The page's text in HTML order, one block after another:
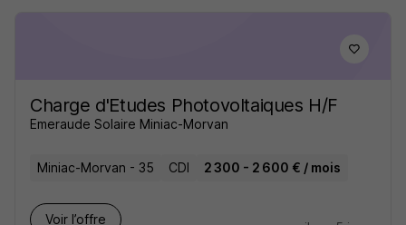
Charge d'Etudes Photovoltaiques H/F
Emeraude Solaire Miniac-Morvan
Miniac-Morvan - 35 CDI 2 300 - 2 600 € / mois
Voir l’offre